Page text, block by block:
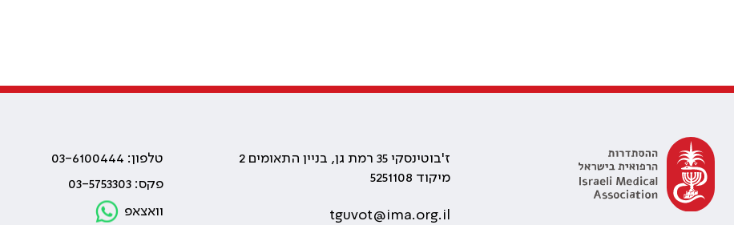
ז'בוטינסקי 35 רמת גן, בניין התאומים 2
מיקוד 5251108
tguvot@ima.org.il
טלפון: 03-6100444
פקס: 03-5753303
וואצאפ